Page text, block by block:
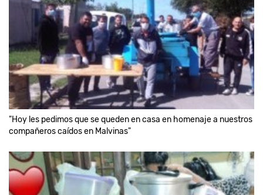
"Hoy les pedimos que se queden en casa en homenaje a nuestros
compañeros caídos en Malvinas"